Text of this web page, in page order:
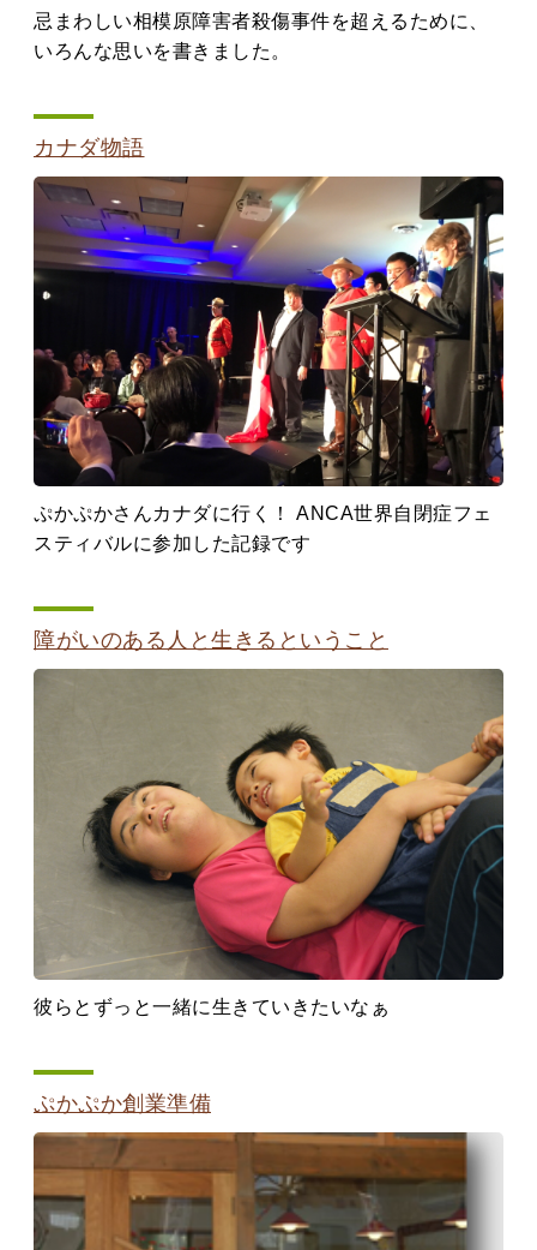
忌まわしい相模原障害者殺傷事件を超えるために、
いろんな思いを書きました。
カナダ物語
ぷかぷかさんカナダに行く！ ANCA世界自閉症フェ
スティバルに参加した記録です
障がいのある人と生きるということ
彼らとずっと一緒に生きていきたいなぁ
ぷかぷか創業準備